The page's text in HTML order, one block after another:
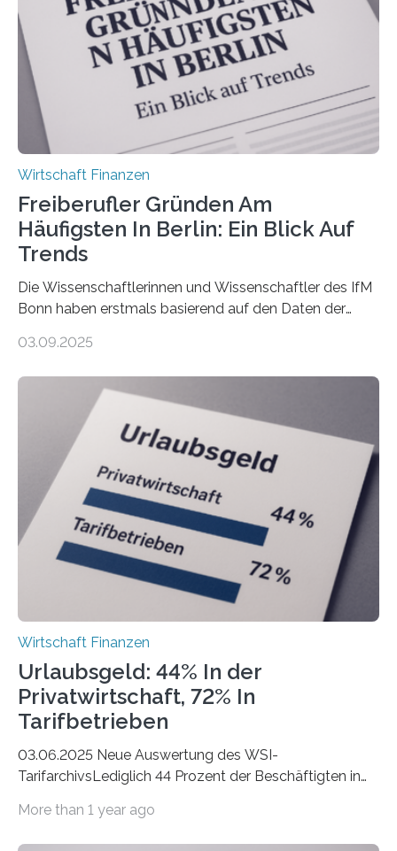
Ergebnis: Deutlich mehr als die Hälfte der Befragten ist
über 50 Jahre alt und wird in den nächsten Jahren eine
Nachfolgeregelung benötigen. Aber nur ein Drittel hat
bereits Regelungen…
Wirtschaft Finanzen
Freiberufler Gründen Am
Häufigsten In Berlin: Ein Blick Auf
Trends
Die Wissenschaftlerinnen und Wissenschaftler des IfM
Bonn haben erstmals basierend auf den Daten der
Landkreise mit den meisten Gründungen von
ist demnach Berlin. Betrachtet man nur die Gründungen
der Freiberuflerinnen, so liegt Leipzig an der Spitze. In
Berlin starteten in 2024 die meisten Personen in eine
eigene freiberufliche Existenz, dahinter folgten die
Städte Hamburg, München und Köln. Betrachtet man
hingegen die Existenzgründungsintensität – die Anzahl
der freiberuflichen Gründungen je…
03.09.2025
Wirtschaft Finanzen
Urlaubsgeld: 44% In der
Privatwirtschaft, 72% In
Tarifbetrieben
03.06.2025 Neue Auswertung des WSI-
TarifarchivsLediglich 44 Prozent der Beschäftigten in
tarifgebundenen Betrieben ist der Anteil mit 72 Prozent
More than 1 year ago